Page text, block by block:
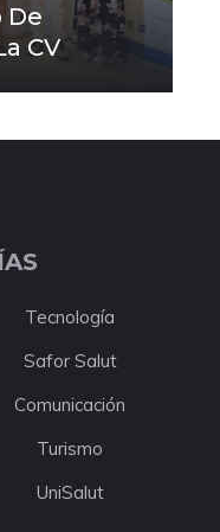
De
CV
Tecnología
Safor Salut
Comunicación
Turismo
UniSalut